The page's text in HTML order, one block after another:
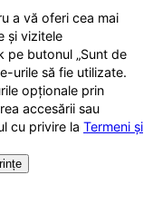
a vă oferi cea mai
și vizitele
pe butonul „Sunt de
urile să fie utilizate.
opționale prin
accesării sau
cu privire la Termeni și